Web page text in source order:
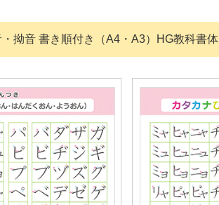
拗音 書き順付き（A4・A3）HG教科書体